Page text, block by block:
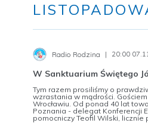
Radio Rodzina 20:00
W Sanktuarium Świętego
Tym razem prosiliśmy o
wzrastania w mądrości.
Wrocławiu. Od ponad 40 lat
Poznania - delegat Konferencji
pomocniczy Teofil Wilski, licznie